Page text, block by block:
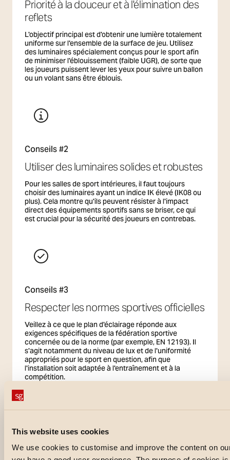
This website uses cookies
We use cookies to customise and improve the content on
outre, tous les plans d'éclairage pour les sports
professionnels doivent respecter des normes
nationales et internationales spécifiques qui
dictent les niveaux d'éclairage, l'uniformité et le
contrôle de l'éblouissement requis pour
chaque type de sport et chaque niveau de
compétition. SG Armaturen fournit des
systèmes d'éclairage de haute performance
pour les installations sportives qui sont
rigoureuses en matière d'éclairage sportif,
offrant un confort visuel supérieur aux athlètes
gestionnaires d'installations.
Priorité à la douceur et à l'élimination des
reflets
L'objectif principal est d'obtenir une lumière totalement
uniforme sur l'ensemble de la surface de jeu. Utilisez
des luminaires spécialement conçus pour le sport afin
de minimiser l'éblouissement (faible UGR), de sorte que
les joueurs puissent lever les yeux pour suivre un ballon
ou un volant sans être éblouis.
Conseils #2
Utiliser des luminaires solides et robustes
Pour les salles de sport intérieures, il faut toujours
choisir des luminaires ayant un indice IK élevé (IK08 ou
plus). Cela montre qu'ils peuvent résister à l'impact
direct des équipements sportifs sans se briser, ce qui
est crucial pour la sécurité des joueurs en contrebas.
Conseils #3
Respecter les normes sportives officielles
Veillez à ce que le plan d'éclairage réponde aux
exigences spécifiques de la fédération sportive
concernée ou de la norme (par exemple, EN 12193). Il
s'agit notamment du niveau de lux et de l'uniformité
appropriés pour le sport en question, afin que
l'installation soit adaptée à l'entraînement et à la
compétition.
Conseils #4